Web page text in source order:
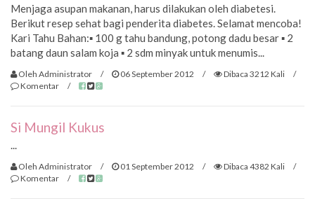
Menjaga asupan makanan, harus dilakukan oleh diabetesi.
Berikut resep sehat bagi penderita diabetes. Selamat mencoba!
Kari Tahu Bahan:▪ 100 g tahu bandung, potong dadu besar ▪ 2
batang daun salam koja ▪ 2 sdm minyak untuk menumis...
Oleh Administrator / 06 September 2012 / Dibaca 3212 Kali
/
Komentar
/
Si Mungil Kukus
...
Oleh Administrator / 01 September 2012 / Dibaca 4382 Kali
/
Komentar
/